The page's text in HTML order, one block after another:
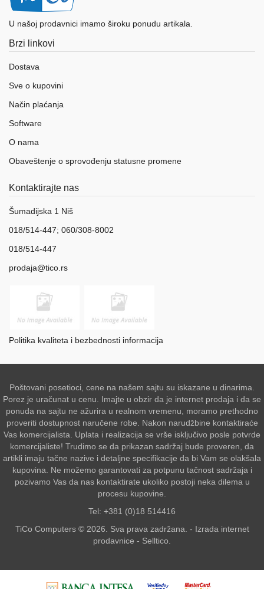
U našoj prodavnici imamo široku ponudu artikala.
Brzi linkovi
Dostava
Sve o kupovini
Način plaćanja
Software
O nama
Obaveštenje o sprovođenju statusne promene
Kontaktirajte nas
Šumadijska 1 Niš
018/514-447; 060/308-8002
018/514-447
prodaja@tico.rs
Politika kvaliteta i bezbednosti informacija
Poštovani posetioci, cene na našem sajtu su iskazane u dinarima.
Porez je uračunat u cenu. Imajte u obzir da je internet prodaja i da se
ponuda na sajtu ne ažurira u realnom vremenu, moramo prethodno
proveriti dostupnost naručene robe. Nakon narudžbine kontaktiraće
Vas komercijalista. Uplata i realizacija se vrše isključivo posle potvrde
komercijaliste! Trudimo se da prikazan sadržaj bude proveren, da
artikli imaju tačne nazive i detaljne specifikacije da bi Vam se olakšala
kupovina. Ne možemo garantovati za potpunu tačnost sadržaja i
pozivamo Vas da nas kontaktirate ukoliko postoji neka dilema u
procesu kupovine.
Tel: +381 (0)18 514416
TiCo Computers © 2026. Sva prava zadržana. - Izrada internet
prodavnice - Selltico.